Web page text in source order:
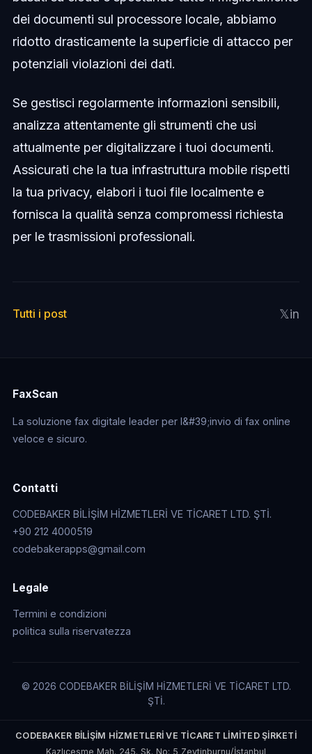
dei documenti sul processore locale, abbiamo
ridotto drasticamente la superficie di attacco per
potenziali violazioni dei dati.
Se gestisci regolarmente informazioni sensibili,
analizza attentamente gli strumenti che usi
attualmente per digitalizzare i tuoi documenti.
Assicurati che la tua infrastruttura mobile rispetti
la tua privacy, elabori i tuoi file localmente e
fornisca la qualità senza compromessi richiesta
per le trasmissioni professionali.
Tutti i post 𝕏in
FaxScan
La soluzione fax digitale leader per l&#39;invio di fax online
veloce e sicuro.
Contatti
CODEBAKER BİLİŞİM HİZMETLERİ VE TİCARET LTD. ŞTİ.
+90 212 4000519
codebakerapps@gmail.com
Legale
Termini e condizioni
politica sulla riservatezza
© 2026 CODEBAKER BİLİŞİM HİZMETLERİ VE TİCARET LTD.
ŞTİ.
CODEBAKER BİLİŞİM HİZMETLERİ VE TİCARET LİMİTED ŞİRKETİ
Kazlıçeşme Mah. 245. Sk. No: 5 Zeytinburnu/İstanbul